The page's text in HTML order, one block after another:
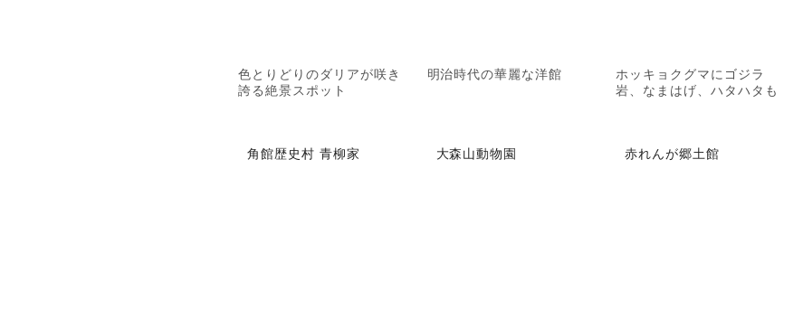
色とりどりのダリアが咲き
誇る絶景スポット
明治時代の華麗な洋館
ホッキョクグマにゴジラ
岩、なまはげ、ハタハタも
角館歴史村 青柳家 大森山動物園 赤れんが郷土館